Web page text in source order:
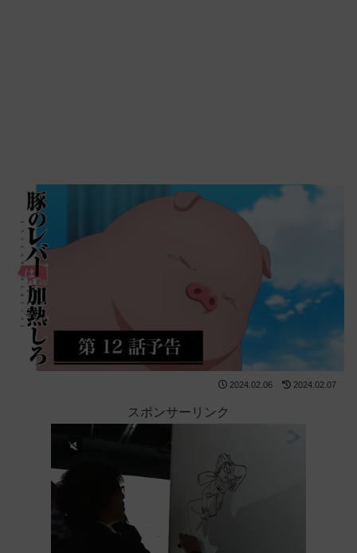
2024.02.06 2024.02.07
スポンサーリンク